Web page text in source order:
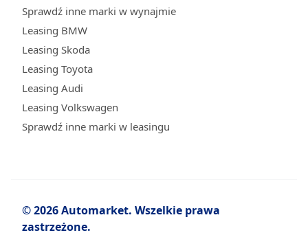
Sprawdź inne marki w wynajmie
Leasing BMW
Leasing Skoda
Leasing Toyota
Leasing Audi
Leasing Volkswagen
Sprawdź inne marki w leasingu
© 2026 Automarket. Wszelkie prawa
zastrzeżone.